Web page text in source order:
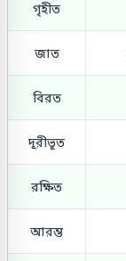
গৃহীত
জাত
বিরত
দূরীভূত
রক্ষিত
আরম্ভ